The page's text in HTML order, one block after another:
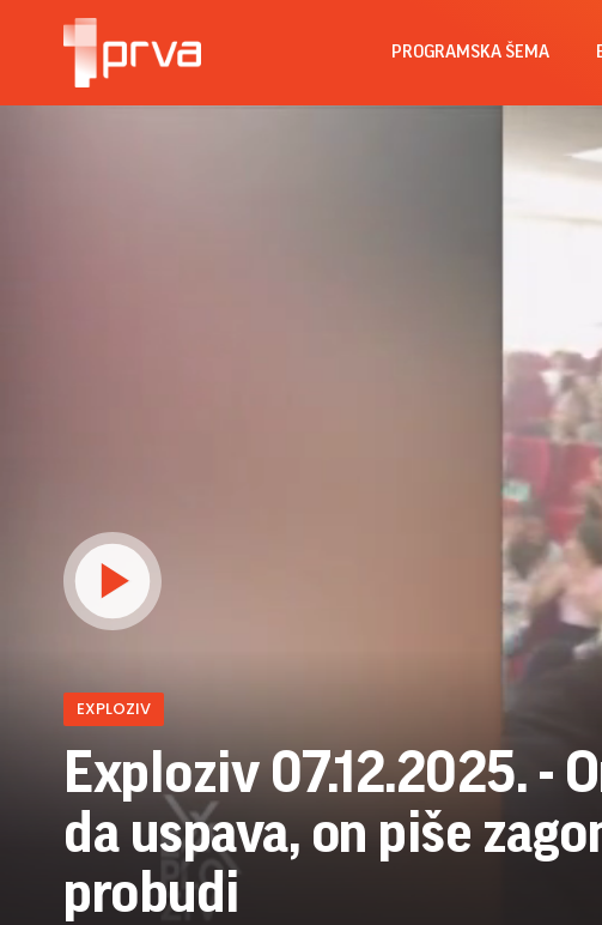
PROGRAMSKA ŠEMA
EXPLOZIV
Exploziv 07.12.2025. -
da uspava, on piše
probudi